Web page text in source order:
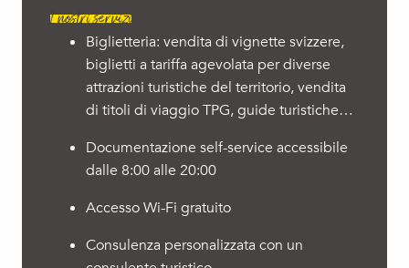
I nostri servizi
Biglietteria: vendita di vignette svizzere,
biglietti a tariffa agevolata per diverse
attrazioni turistiche del territorio, vendita
di titoli di viaggio TPG, guide turistiche…
Documentazione self-service accessibile
dalle 8:00 alle 20:00
Accesso Wi-Fi gratuito
Consulenza personalizzata con un